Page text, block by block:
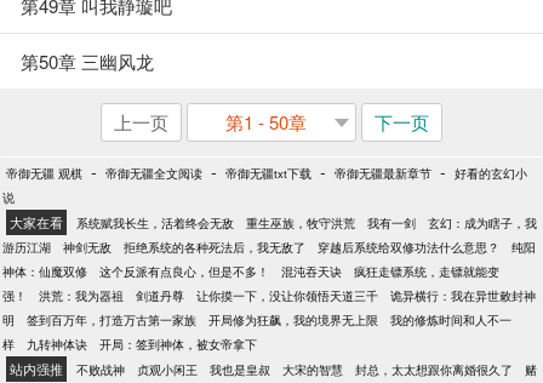
第49章 叫我静璇吧
第50章 三幽风龙
上一页 第1 - 50章 下一页
帝御无疆 观棋 - 帝御无疆全文阅读 - 帝御无疆txt下载 - 帝御无疆最新章节 - 好看的玄幻小
说
大家在看 系统赋我长生，活着终会无敌 重生巫族，牧守洪荒 我有一剑
玄幻：成为瞎子，我
游历江湖
神剑无敌 拒绝系统的各种死法后，我无敌了 穿越后系统给双修功法什么意思？
纯阳
神体：仙魔双修
这个反派有点良心，但是不多！ 混沌吞天诀
疯狂走镖系统，走镖就能变
强！
洪荒：我为器祖 剑道丹尊 让你摸一下，没让你领悟天道三千
诡异横行：我在异世敕封神
明
签到百万年，打造万古第一家族 开局修为狂飙，我的境界无上限
我的修炼时间和人不一
样
九转神体诀 开局：签到神体，被女帝拿下
站内强推 不败战神 贞观小闲王 我也是皇叔 大宋的智慧 封总，太太想跟你离婚很久了
赌